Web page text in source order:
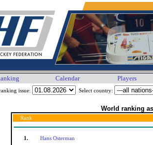
Calendar Players
issue: Select country:
World ranking
Rank
1. Hans Osterman